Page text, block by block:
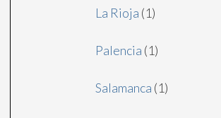
La Rioja (1)
Palencia (1)
Salamanca (1)